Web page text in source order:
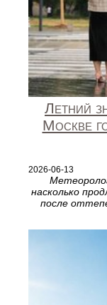
Летний
Москве
2026-06-13
насколько
после